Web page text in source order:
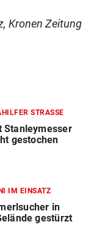
Kronen Zeitung
STRASSE
Stanleymesser
gestochen
IM EINSATZ
in
gestürzt